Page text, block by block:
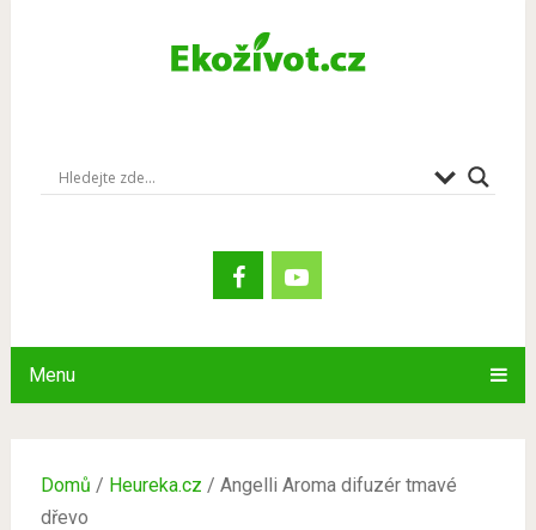
Menu
Domů / Heureka.cz / Angelli Aroma difuzér tmavé
dřevo